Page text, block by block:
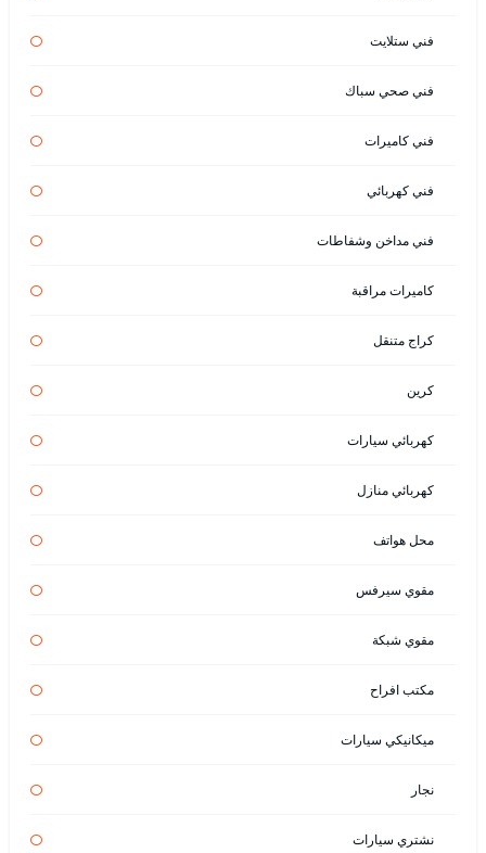
فني ستلايت
فني صحي سباك
فني كاميرات
فني كهربائي
فني مداخن وشفاطات
كاميرات مراقبة
كراج متنقل
كرين
كهربائي سيارات
كهربائي منازل
محل هواتف
مقوي سيرفس
مقوي شبكة
مكتب افراح
ميكانيكي سيارات
نجار
نشتري سيارات